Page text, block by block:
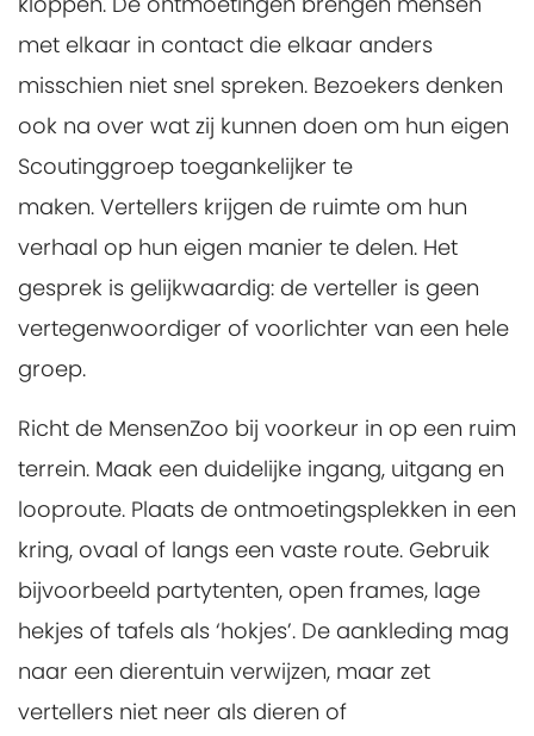
met elkaar in contact die elkaar anders
misschien niet snel spreken. Bezoekers denken
ook na over wat zij kunnen doen om hun eigen
Scoutinggroep toegankelijker te
maken. Vertellers krijgen de ruimte om hun
verhaal op hun eigen manier te delen. Het
gesprek is gelijkwaardig: de verteller is geen
vertegenwoordiger of voorlichter van een hele
groep.
Richt de MensenZoo bij voorkeur in op een ruim
terrein. Maak een duidelijke ingang, uitgang en
looproute. Plaats de ontmoetingsplekken in een
kring, ovaal of langs een vaste route. Gebruik
bijvoorbeeld partytenten, open frames, lage
hekjes of tafels als ‘hokjes’. De aankleding mag
naar een dierentuin verwijzen, maar zet
vertellers niet neer als dieren of